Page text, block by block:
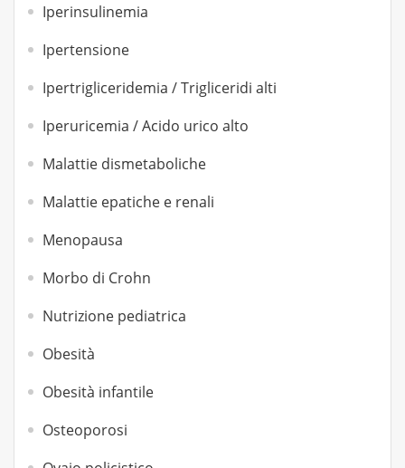
Iperinsulinemia
Ipertensione
Ipertrigliceridemia / Trigliceridi alti
Iperuricemia / Acido urico alto
Malattie dismetaboliche
Malattie epatiche e renali
Menopausa
Morbo di Crohn
Nutrizione pediatrica
Obesità
Obesità infantile
Osteoporosi